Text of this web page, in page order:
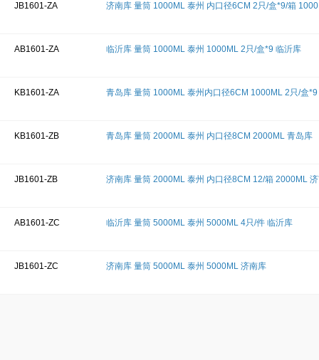
JB1601-ZA 济南库 量筒 1000ML 泰州 内口径6CM 2只/盒*9/箱
AB1601-ZA 临沂库 量筒 1000ML 泰州 1000ML 2只/盒*9 临沂库
KB1601-ZA 青岛库 量筒 1000ML 泰州内口径6CM 1000ML 2只/盒
KB1601-ZB 青岛库 量筒 2000ML 泰州 内口径8CM 2000ML 青岛库
JB1601-ZB 济南库 量筒 2000ML 泰州 内口径8CM 12/箱 2000ML
AB1601-ZC 临沂库 量筒 5000ML 泰州 5000ML 4只/件 临沂库
JB1601-ZC 济南库 量筒 5000ML 泰州 5000ML 济南库